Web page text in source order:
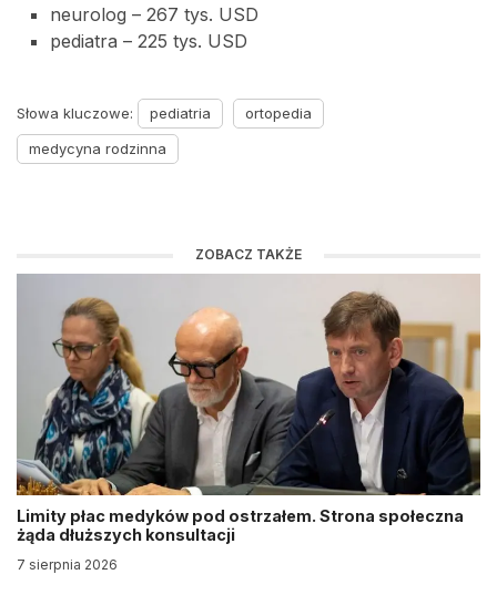
neurolog – 267 tys. USD
pediatra – 225 tys. USD
Słowa kluczowe: pediatria
ortopedia
medycyna rodzinna
ZOBACZ TAKŻE
Limity płac medyków pod ostrzałem. Strona społeczna
żąda dłuższych konsultacji
7 sierpnia 2026